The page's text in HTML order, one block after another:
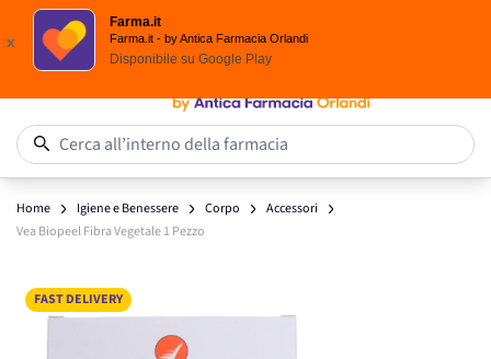
x
Farma.it
Farma.it - by Antica Farmacia Orlandi
Disponibile su Google Play
Salta al contenuto
Cerca all’interno della farmacia
Home Igiene e Benessere Corpo
Accessori
Vea Biopeel Fibra Vegetale 1 Pezzo
FAST DELIVERY
Main image
Click to view image in fullscreen